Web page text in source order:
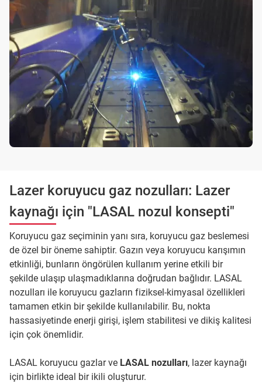
Lazer koruyucu gaz nozulları: Lazer
kaynağı için "LASAL nozul konsepti"
Koruyucu gaz seçiminin yanı sıra, koruyucu gaz beslemesi
de özel bir öneme sahiptir. Gazın veya koruyucu karışımın
etkinliği, bunların öngörülen kullanım yerine etkili bir
şekilde ulaşıp ulaşmadıklarına doğrudan bağlıdır. LASAL
nozulları ile koruyucu gazların fiziksel-kimyasal özellikleri
tamamen etkin bir şekilde kullanılabilir. Bu, nokta
hassasiyetinde enerji girişi, işlem stabilitesi ve dikiş kalitesi
için çok önemlidir.
LASAL koruyucu gazlar ve LASAL nozulları, lazer kaynağı
için birlikte ideal bir ikili oluşturur.